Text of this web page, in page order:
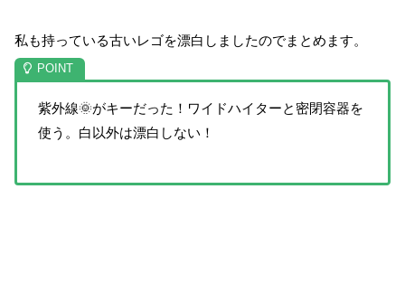
私も持っている古いレゴを漂白しましたのでまとめます。
紫外線🌞がキーだった！ワイドハイターと密閉容器を
使う。白以外は漂白しない！